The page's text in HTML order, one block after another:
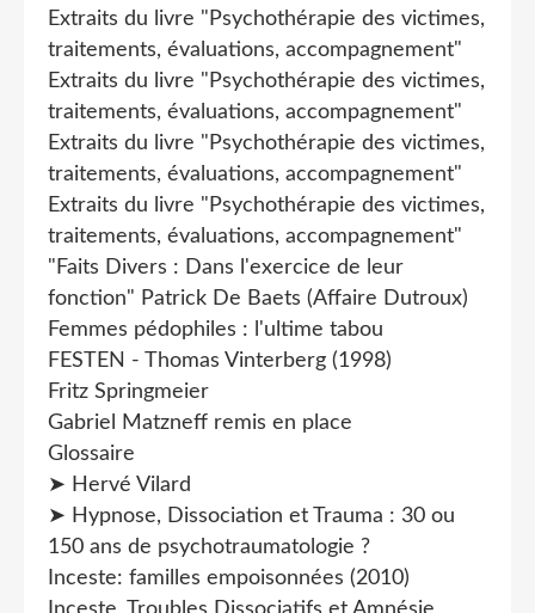
Extraits du livre "Psychothérapie des victimes,
traitements, évaluations, accompagnement"
Extraits du livre "Psychothérapie des victimes,
traitements, évaluations, accompagnement"
Extraits du livre "Psychothérapie des victimes,
traitements, évaluations, accompagnement"
Extraits du livre "Psychothérapie des victimes,
traitements, évaluations, accompagnement"
"Faits Divers : Dans l'exercice de leur
fonction" Patrick De Baets (Affaire Dutroux)
Femmes pédophiles : l'ultime tabou
FESTEN - Thomas Vinterberg (1998)
Fritz Springmeier
Gabriel Matzneff remis en place
Glossaire
➤ Hervé Vilard
➤ Hypnose, Dissociation et Trauma : 30 ou
150 ans de psychotraumatologie ?
Inceste: familles empoisonnées (2010)